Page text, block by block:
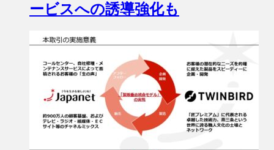
ービスへの誘導強化も